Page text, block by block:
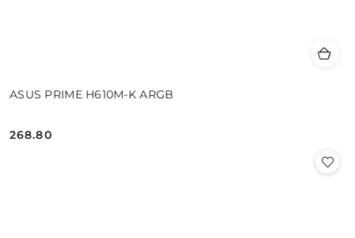
ASUS PRIME H610M-K ARGB
Cena:
268.80